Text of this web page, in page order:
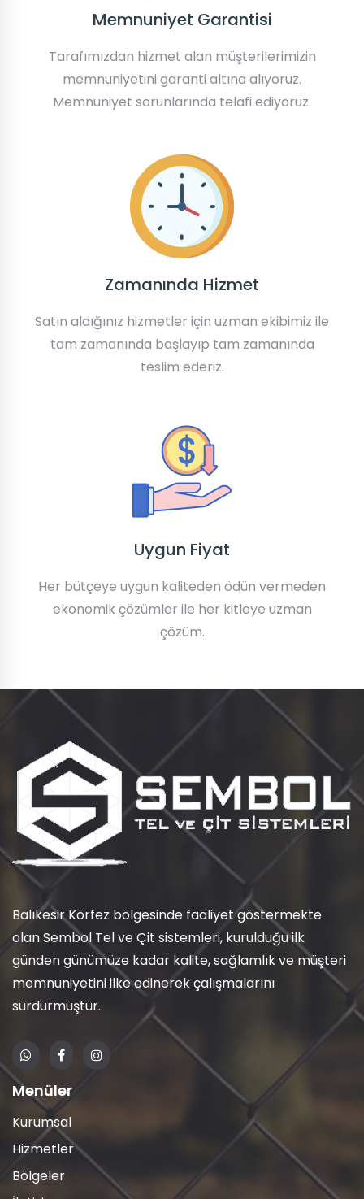
Memnuniyet Garantisi
Tarafımızdan hizmet alan müşterilerimizin
memnuniyetini garanti altına alıyoruz.
Memnuniyet sorunlarında telafi ediyoruz.
Zamanında Hizmet
Satın aldığınız hizmetler için uzman ekibimiz ile
tam zamanında başlayıp tam zamanında
teslim ederiz.
Uygun Fiyat
Her bütçeye uygun kaliteden ödün vermeden
ekonomik çözümler ile her kitleye uzman
çözüm.
Balıkesir Körfez bölgesinde faaliyet göstermekte
olan Sembol Tel ve Çit sistemleri, kurulduğu ilk
günden günümüze kadar kalite, sağlamlık ve müşteri
memnuniyetini ilke edinerek çalışmalarını
sürdürmüştür.
Menüler
Kurumsal
Hizmetler
Bölgeler